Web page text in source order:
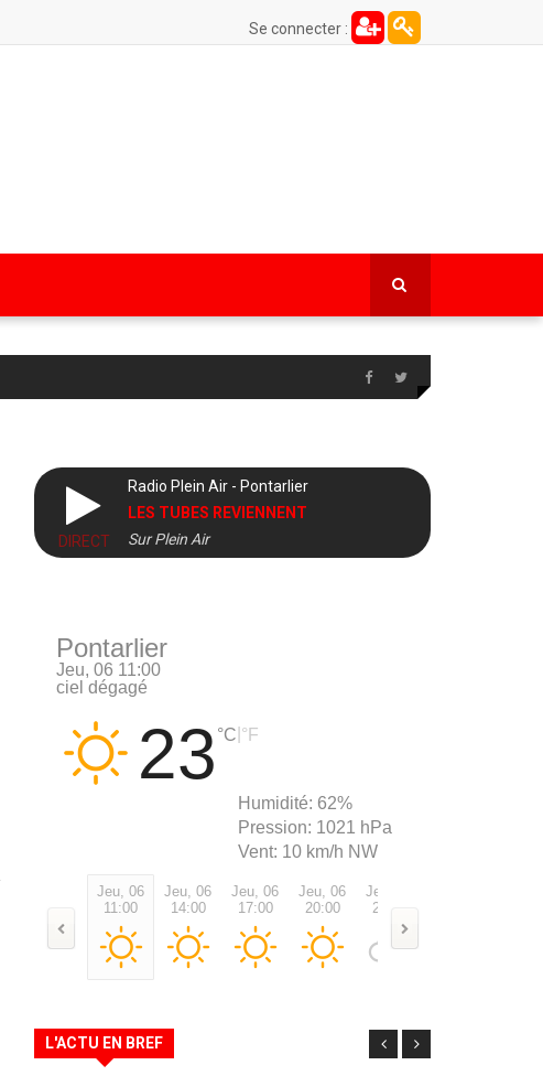
Se connecter :
DIRECT
Radio Plein Air - Pontarlier
LES TUBES REVIENNENT
Sur Plein Air
Pontarlier
Jeu, 06 11:00
ciel dégagé
23 °C °F
Humidité: 62%
Pression: 1021 hPa
Vent: 10 km/h NW
Jeu, 06
11:00
Jeu, 06
14:00
Jeu, 06
17:00
Jeu, 06
20:00
Jeu, 06
23:00
L'ACTU EN BREF